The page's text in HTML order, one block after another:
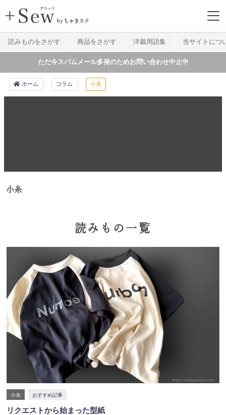
読みものをさがす 商品をさがす 洋裁用語集 当サイトにつ
ただ今スパムメール多発のためお問い合わせ中止中
ホーム コラム 小糸
小糸
読みもの一覧
小糸 おすすめ記事
リクエストから始まった型紙